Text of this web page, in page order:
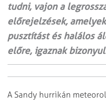
tudni, vajon a
előrejelzések,
pusztítást és halálos
előre, igaznak
A Sandy hurrikán